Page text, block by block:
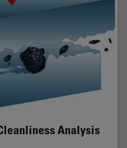
Analysis